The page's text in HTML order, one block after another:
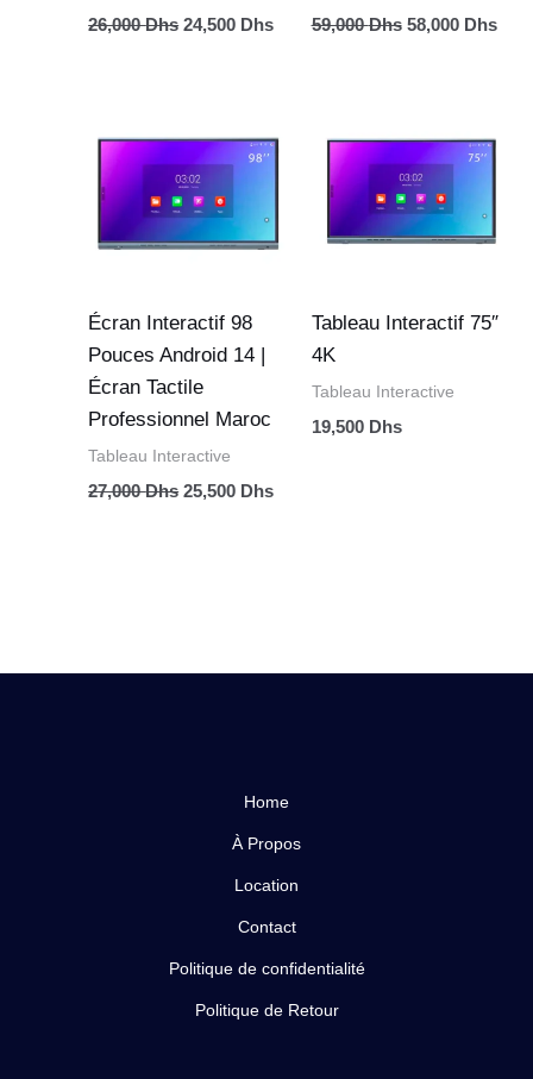
26,000Dhs 24,500 Dhs 59,000Dhs 58,000 Dhs
Écran Interactif 98
Pouces Android 14 |
Écran Tactile
Professionnel Maroc
Tableau Interactive
27,000Dhs
initial
était :
27,000 Dhs.
25,500 Dhs
actuel
25,500 Dhs.
Tableau Interactif 75″
4K
Tableau Interactive
19,500 Dhs
Home
À Propos
Location
Contact
Politique de confidentialité
Politique de Retour